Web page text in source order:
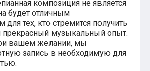
композиция не является
будет отличным
для тех, кто стремится получить
музыкальный опыт.
вашем желании, мы
запись в необходимую для